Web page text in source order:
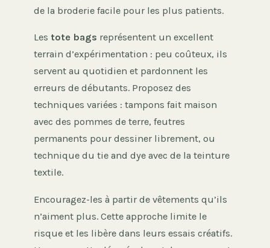
de la broderie facile pour les plus patients.
Les tote bags représentent un excellent
terrain d’expérimentation : peu coûteux, ils
servent au quotidien et pardonnent les
erreurs de débutants. Proposez des
techniques variées : tampons fait maison
avec des pommes de terre, feutres
permanents pour dessiner librement, ou
technique du tie and dye avec de la teinture
textile.
Encouragez-les à partir de vêtements qu’ils
n’aiment plus. Cette approche limite le
risque et les libère dans leurs essais créatifs.